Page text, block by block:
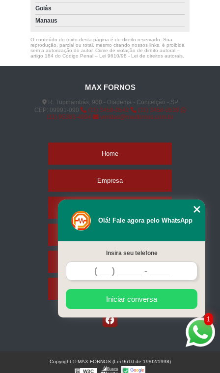
Goiás
Manaus
O conteúdo do texto desta página é de direito reservado. Sua
reprodução, parcial ou total, mesmo citando nossos links, é proibida
sem a autorização do autor. Crime de violação de direito autoral –
artigo 184 do Código Penal – Lei 9610/98 - Lei de direitos autorais.
MAX FORNOS
R. Tupinambás, 900 - Diadema - Conceição - SP
CEP: 09991-090
(11) 3458-0542
(11) 3458-0539
(11) 95383-4994
vendas@maxfornos.com.br
Home
Empresa
Contato
Mapa do site
1
Olá! Fale agora pelo WhatsApp
Insira seu telefone
Iniciar conversa
Copyright © MAX FORNOS (Lei 9610 de 19/02/1998)
W3C